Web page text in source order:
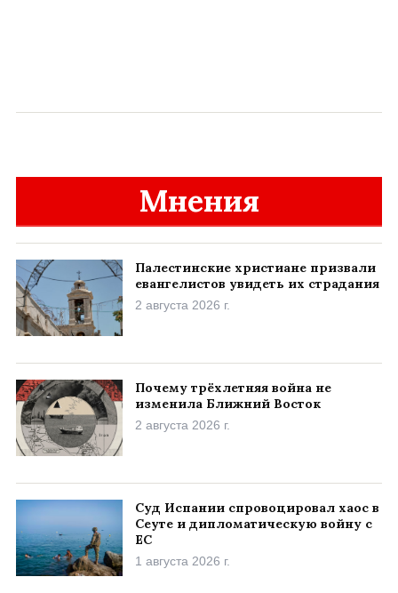
Мнения
Палестинские христиане призвали
евангелистов увидеть их страдания
2 августа 2026 г.
Почему трёхлетняя война не
изменила Ближний Восток
2 августа 2026 г.
Суд Испании спровоцировал хаос в
Сеуте и дипломатическую войну с
ЕС
1 августа 2026 г.